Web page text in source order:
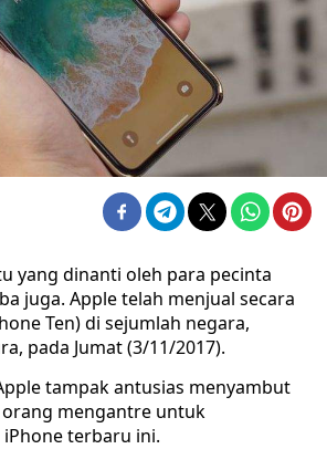
yang dinanti oleh para pecinta
juga. Apple telah menjual secara
Ten) di sejumlah negara,
pada Jumat (3/11/2017).
tampak antusias menyambut
orang mengantre untuk
terbaru ini.